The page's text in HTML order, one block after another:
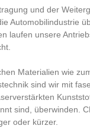
und der
Automobilindustrie
laufen unsere
Materialien wie
sind wir mit
sind, überwinden.
oder kürzer.